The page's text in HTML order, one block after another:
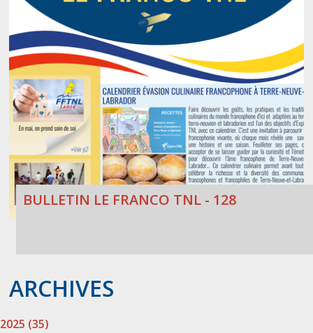
BULLETIN LE FRANCO TNL - 128
ARCHIVES
2025 (35)